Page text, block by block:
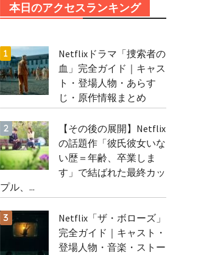
本日のアクセスランキング
Netflixドラマ「捜索者の
血」完全ガイド｜キャス
ト・登場人物・あらす
じ・原作情報まとめ
【その後の展開】Netflix
の話題作「彼氏彼女いな
い歴＝年齢、卒業しま
す」で結ばれた最終カッ
プル、...
Netflix「ザ・ボローズ」
完全ガイド｜キャスト・
登場人物・音楽・ストー